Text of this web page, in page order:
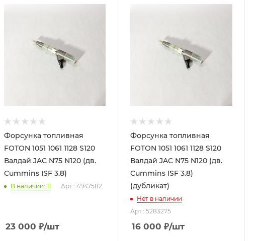
Форсунка топливная
FOTON 1051 1061 1128 S120
Валдай JAC N75 N120 (дв.
Cummins ISF 3.8)
В наличии: 11 Арт.: 4947582
23 000 ₽/шт
Форсунка топливная
FOTON 1051 1061 1128 S120
Валдай JAC N75 N120 (дв.
Cummins ISF 3.8)
(дубликат)
Нет в наличии
Арт.: 5283275
16 000 ₽/шт